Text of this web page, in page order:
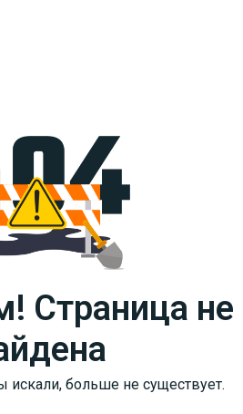
Страница не
искали, больше не существует.